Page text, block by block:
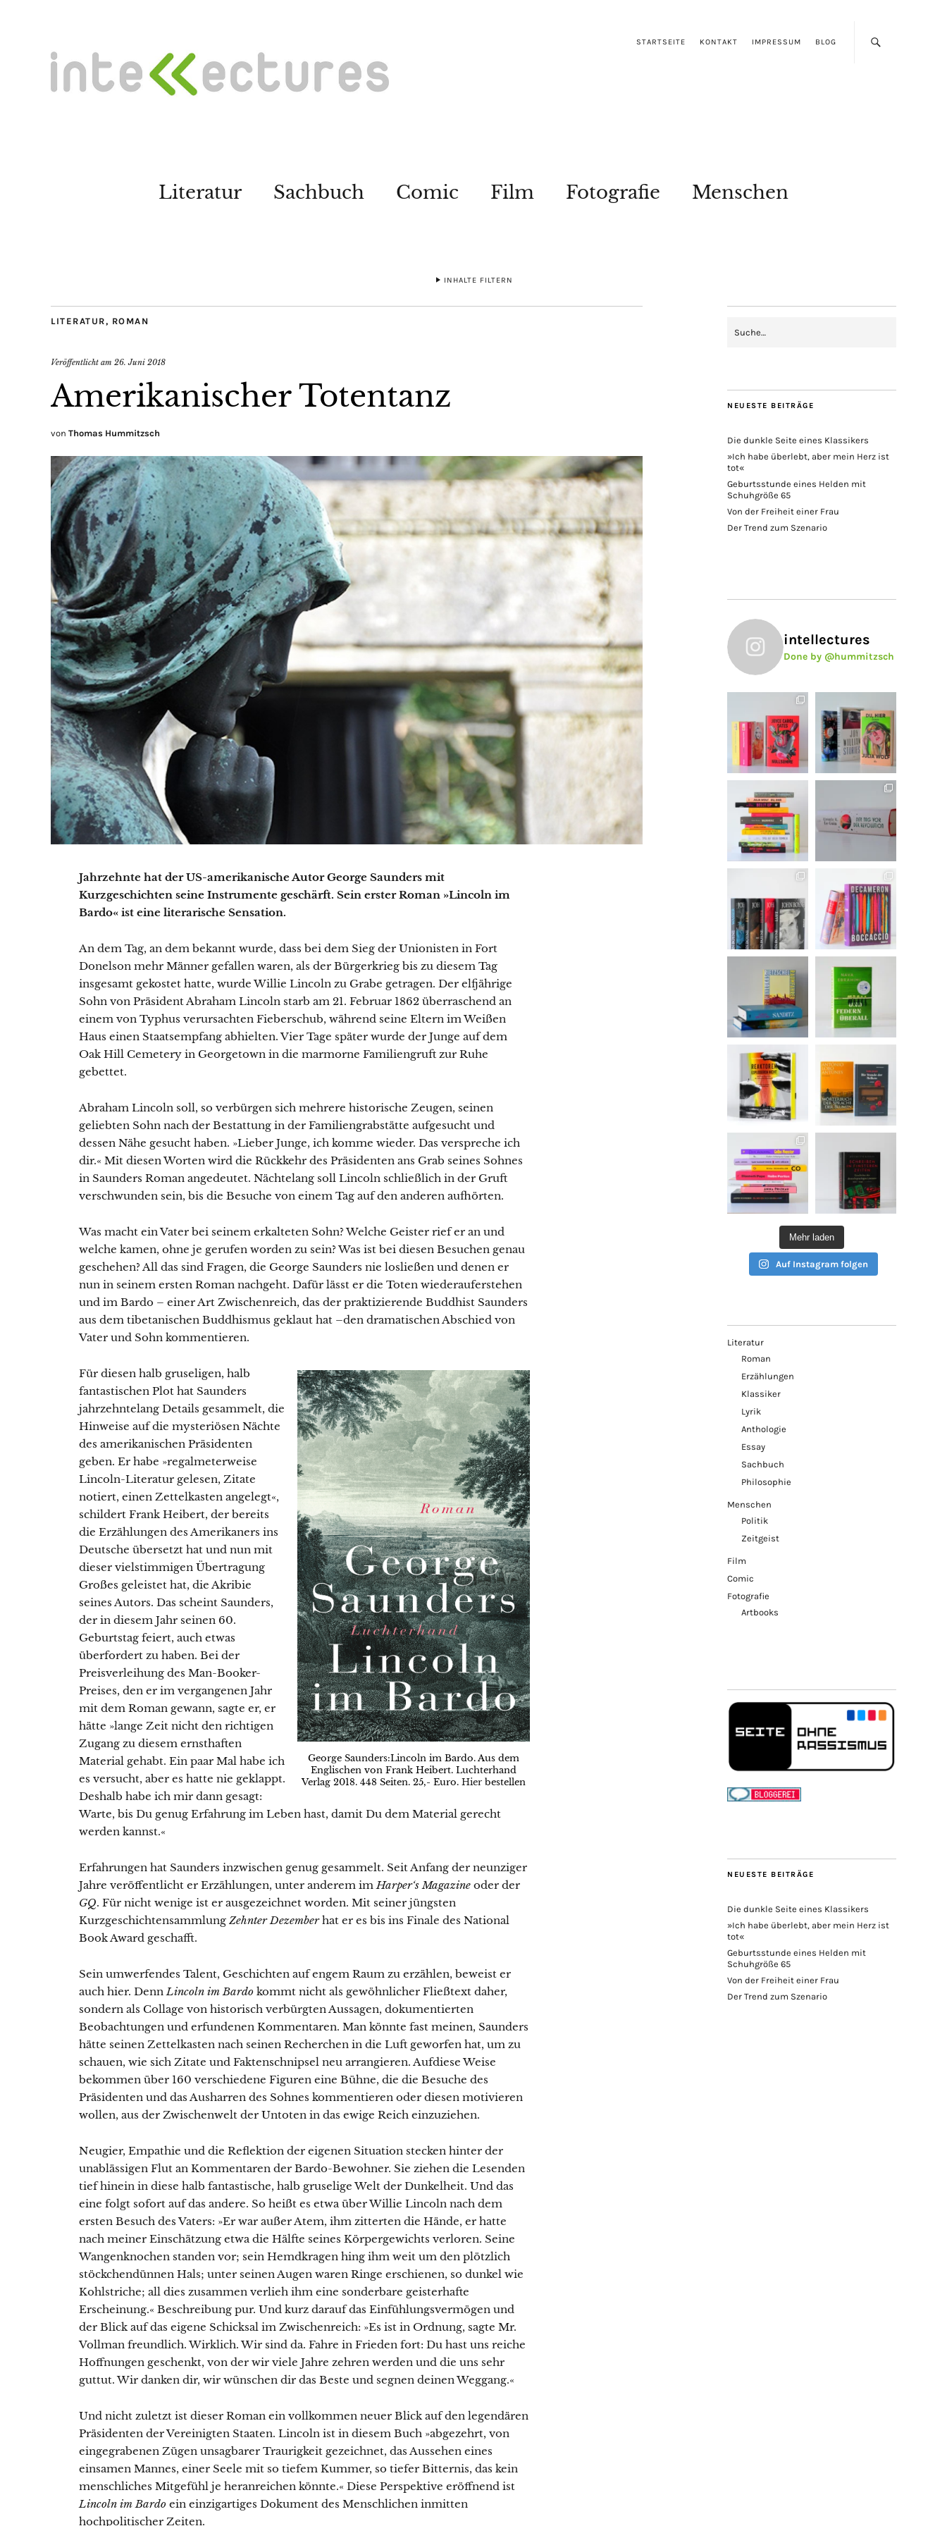
STARTSEITE KONTAKT IMPRESSUM BLOG
Literatur Sachbuch Comic Film Fotografie Menschen
INHALTE FILTERN
LITERATUR, ROMAN
Veröffentlicht am 26. Juni 2018
Amerikanischer Totentanz
von Thomas Hummitzsch
Jahrzehnte hat der US-amerikanische Autor George Saunders mit
Kurzgeschichten seine Instrumente geschärft. Sein erster Roman »Lincoln im
Bardo« ist eine literarische Sensation.
An dem Tag, an dem bekannt wurde, dass bei dem Sieg der Unionisten in Fort
Donelson mehr Männer gefallen waren, als der Bürgerkrieg bis zu diesem Tag
insgesamt gekostet hatte, wurde Willie Lincoln zu Grabe getragen. Der elfjährige
Sohn von Präsident Abraham Lincoln starb am 21. Februar 1862 überraschend an
einem von Typhus verursachten Fieberschub, während seine Eltern im Weißen
Haus einen Staatsempfang abhielten. Vier Tage später wurde der Junge auf dem
Oak Hill Cemetery in Georgetown in die marmorne Familiengruft zur Ruhe
gebettet.
Abraham Lincoln soll, so verbürgen sich mehrere historische Zeugen, seinen
geliebten Sohn nach der Bestattung in der Familiengrabstätte aufgesucht und
dessen Nähe gesucht haben. »Lieber Junge, ich komme wieder. Das verspreche ich
dir.« Mit diesen Worten wird die Rückkehr des Präsidenten ans Grab seines Sohnes
in Saunders Roman angedeutet. Nächtelang soll Lincoln schließlich in der Gruft
verschwunden sein, bis die Besuche von einem Tag auf den anderen aufhörten.
Was macht ein Vater bei seinem erkalteten Sohn? Welche Geister rief er an und
welche kamen, ohne je gerufen worden zu sein? Was ist bei diesen Besuchen genau
geschehen? All das sind Fragen, die George Saunders nie losließen und denen er
nun in seinem ersten Roman nachgeht. Dafür lässt er die Toten wiederauferstehen
und im Bardo – einer Art Zwischenreich, das der praktizierende Buddhist Saunders
aus dem tibetanischen Buddhismus geklaut hat –den dramatischen Abschied von
Vater und Sohn kommentieren.
George Saunders:Lincoln im Bardo. Aus dem
Englischen von Frank Heibert. Luchterhand
Verlag 2018. 448 Seiten. 25,- Euro. Hier bestellen
Für diesen halb gruseligen, halb
fantastischen Plot hat Saunders
jahrzehntelang Details gesammelt, die
Hinweise auf die mysteriösen Nächte
des amerikanischen Präsidenten
geben. Er habe »regalmeterweise
Lincoln-Literatur gelesen, Zitate
notiert, einen Zettelkasten angelegt«,
schildert Frank Heibert, der bereits
die Erzählungen des Amerikaners ins
Deutsche übersetzt hat und nun mit
dieser vielstimmigen Übertragung
Großes geleistet hat, die Akribie
seines Autors. Das scheint Saunders,
der in diesem Jahr seinen 60.
Geburtstag feiert, auch etwas
überfordert zu haben. Bei der
Preisverleihung des Man-Booker-
Preises, den er im vergangenen Jahr
mit dem Roman gewann, sagte er, er
hätte »lange Zeit nicht den richtigen
Zugang zu diesem ernsthaften
Material gehabt. Ein paar Mal habe ich
es versucht, aber es hatte nie geklappt.
Deshalb habe ich mir dann gesagt:
Warte, bis Du genug Erfahrung im Leben hast, damit Du dem Material gerecht
werden kannst.«
Erfahrungen hat Saunders inzwischen genug gesammelt. Seit Anfang der neunziger
Jahre veröffentlicht er Erzählungen, unter anderem im Harper‘s Magazine oder der
GQ. Für nicht wenige ist er ausgezeichnet worden. Mit seiner jüngsten
Kurzgeschichtensammlung Zehnter Dezemberhat er es bis ins Finale des National
Book Award geschafft.
Sein umwerfendes Talent, Geschichten auf engem Raum zu erzählen, beweist er
auch hier. Denn Lincoln im Bardo kommt nicht als gewöhnlicher Fließtext daher,
sondern als Collage von historisch verbürgten Aussagen, dokumentierten
Beobachtungen und erfundenen Kommentaren. Man könnte fast meinen, Saunders
hätte seinen Zettelkasten nach seinen Recherchen in die Luft geworfen hat, um zu
schauen, wie sich Zitate und Faktenschnipsel neu arrangieren. Aufdiese Weise
bekommen über 160 verschiedene Figuren eine Bühne, die die Besuche des
Präsidenten und das Ausharren des Sohnes kommentieren oder diesen motivieren
wollen, aus der Zwischenwelt der Untoten in das ewige Reich einzuziehen.
Neugier, Empathie und die Reflektion der eigenen Situation stecken hinter der
unablässigen Flut an Kommentaren der Bardo-Bewohner. Sie ziehen die Lesenden
tief hinein in diese halb fantastische, halb gruselige Welt der Dunkelheit. Und das
eine folgt sofort auf das andere. So heißt es etwa über Willie Lincoln nach dem
ersten Besuch des Vaters: »Er war außer Atem, ihm zitterten die Hände, er hatte
nach meiner Einschätzung etwa die Hälfte seines Körpergewichts verloren. Seine
Wangenknochen standen vor; sein Hemdkragen hing ihm weit um den plötzlich
stöckchendünnen Hals; unter seinen Augen waren Ringe erschienen, so dunkel wie
Kohlstriche; all dies zusammen verlieh ihm eine sonderbare geisterhafte
Erscheinung.« Beschreibung pur. Und kurz darauf das Einfühlungsvermögen und
der Blick auf das eigene Schicksal im Zwischenreich: »Es ist in Ordnung, sagte Mr.
Vollman freundlich. Wirklich. Wir sind da. Fahre in Frieden fort: Du hast uns reiche
Hoffnungen geschenkt, von der wir viele Jahre zehren werden und die uns sehr
guttut. Wir danken dir, wir wünschen dir das Beste und segnen deinen Weggang.«
Und nicht zuletzt ist dieser Roman ein vollkommen neuer Blick auf den legendären
Präsidenten der Vereinigten Staaten. Lincoln ist in diesem Buch »abgezehrt, von
eingegrabenen Zügen unsagbarer Traurigkeit gezeichnet, das Aussehen eines
einsamen Mannes, einer Seele mit so tiefem Kummer, so tiefer Bitternis, das kein
menschliches Mitgefühl je heranreichen könnte.« Diese Perspektive eröffnend ist
Lincoln im Bardo ein einzigartiges Dokument des Menschlichen inmitten
hochpolitischer Zeiten.
NEUESTE BEITRÄGE
Die dunkle Seite eines Klassikers
»Ich habe überlebt, aber mein Herz ist
tot«
Geburtsstunde eines Helden mit
Schuhgröße 65
Von der Freiheit einer Frau
Der Trend zum Szenario
intellectures
Done by @hummitzsch
Mehr laden
Auf Instagram folgen
Literatur
Roman
Erzählungen
Klassiker
Lyrik
Anthologie
Essay
Sachbuch
Philosophie
Menschen
Politik
Zeitgeist
Film
Comic
Fotografie
Artbooks
NEUESTE BEITRÄGE
Die dunkle Seite eines Klassikers
»Ich habe überlebt, aber mein Herz ist
tot«
Geburtsstunde eines Helden mit
Schuhgröße 65
Von der Freiheit einer Frau
Der Trend zum Szenario